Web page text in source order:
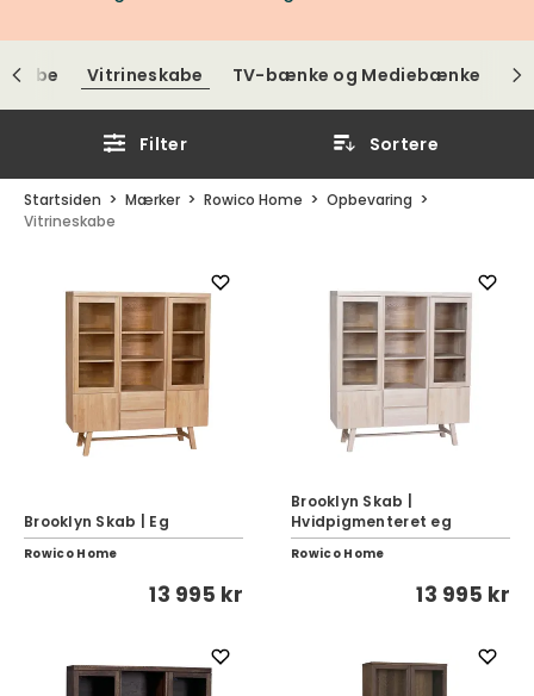
Vitrineskabe TV-bænke og Mediebænke
Filter Sortere
Startsiden Mærker Rowico Home
Opbevaring
Vitrineskabe
Brooklyn Skab | Eg
Rowico Home
13 995 kr
Brooklyn Skab |
Hvidpigmenteret eg
Rowico Home
13 995 kr